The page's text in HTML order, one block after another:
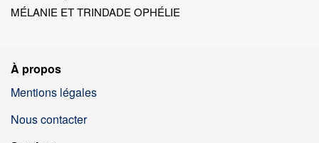
MÉLANIE ET TRINDADE OPHÉLIE
À propos
Mentions légales
Nous contacter